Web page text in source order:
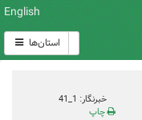
English
استان‌ها
خبرنگار: 1_41
چاپ